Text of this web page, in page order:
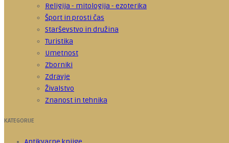
Religija - mitologija - ezoterika
Šport in prosti čas
Starševstvo in družina
Turistika
Umetnost
Zborniki
Zdravje
Živalstvo
Znanost in tehnika
KATEGORIJE